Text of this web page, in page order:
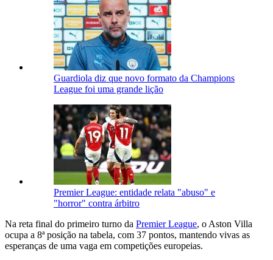
Guardiola diz que novo formato da Champions
League foi uma grande lição
Premier League: entidade relata "abuso" e
"horror" contra árbitro
Na reta final do primeiro turno da Premier League, o Aston Villa
ocupa a 8ª posição na tabela, com 37 pontos, mantendo vivas as
esperanças de uma vaga em competições europeias.